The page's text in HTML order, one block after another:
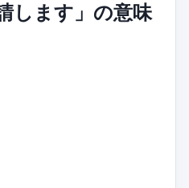
します」の意味